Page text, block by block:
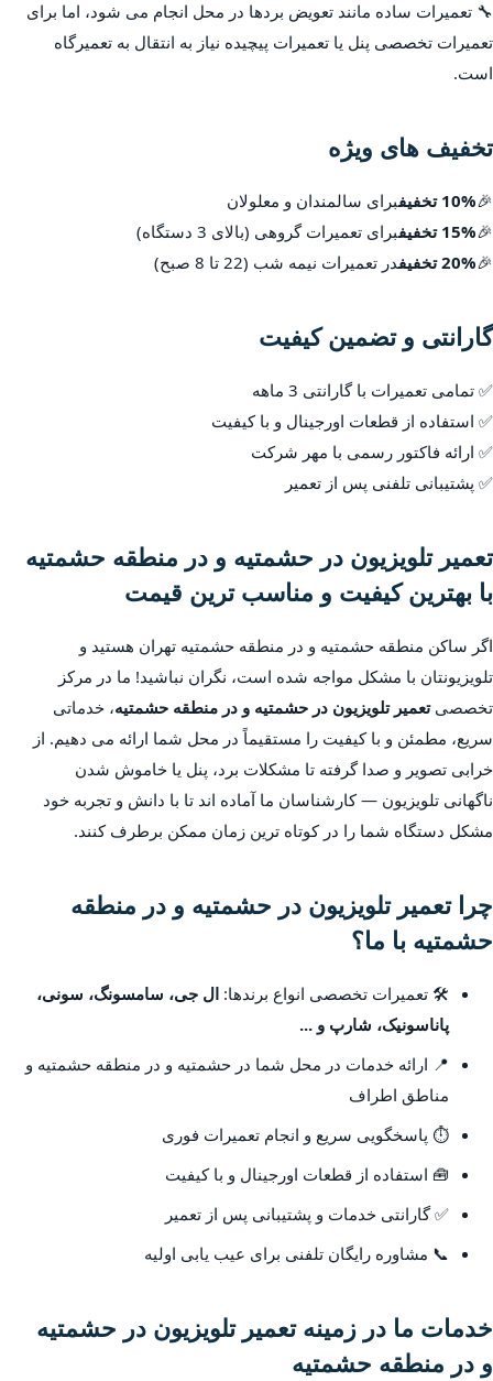
🔧 تعمیرات ساده مانند تعویض بردها در محل انجام می شود، اما برای
تعمیرات تخصصی پنل یا تعمیرات پیچیده نیاز به انتقال به تعمیرگاه
است.
تخفیف های ویژه
🎉10% تخفیف
برای سالمندان و معلولان
🎉15% تخفیف
برای تعمیرات گروهی (بالای 3 دستگاه)
🎉20% تخفیف در تعمیرات نیمه شب (22 تا 8 صبح)
گارانتی و تضمین کیفیت
✅ تمامی تعمیرات با گارانتی 3 ماهه
✅ استفاده از قطعات اورجینال و با کیفیت
✅ ارائه فاکتور رسمی با مهر شرکت
✅ پشتیبانی تلفنی پس از تعمیر
تعمیر تلویزیون در حشمتیه و در منطقه حشمتیه
با بهترین کیفیت و مناسب ترین قیمت
اگر ساکن منطقه حشمتیه و در منطقه حشمتیه تهران هستید و
تلویزیونتان با مشکل مواجه شده است، نگران نباشید! ما در مرکز
تخصصیتعمیر تلویزیون در حشمتیه و در منطقه حشمتیه، خدماتی
سریع، مطمئن و با کیفیت را مستقیماً در محل شما ارائه می دهیم. از
خرابی تصویر و صدا گرفته تا مشکلات برد، پنل یا خاموش شدن
ناگهانی تلویزیون — کارشناسان ما آماده اند تا با دانش و تجربه خود
مشکل دستگاه شما را در کوتاه ترین زمان ممکن برطرف کنند.
چرا تعمیر تلویزیون در حشمتیه و در منطقه
حشمتیه با ما؟
🛠️ تعمیرات تخصصی انواع برندها: ال جی، سامسونگ، سونی،
پاناسونیک، شارپ و ...
📍 ارائه خدمات در محل شما در حشمتیه و در منطقه حشمتیه و
مناطق اطراف
⏱️ پاسخگویی سریع و انجام تعمیرات فوری
🧰 استفاده از قطعات اورجینال و با کیفیت
✅ گارانتی خدمات و پشتیبانی پس از تعمیر
📞 مشاوره رایگان تلفنی برای عیب یابی اولیه
خدمات ما در زمینه تعمیر تلویزیون در حشمتیه
و در منطقه حشمتیه